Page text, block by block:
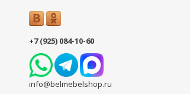
+7 (925) 084-10-60
info@belmebelshop.ru